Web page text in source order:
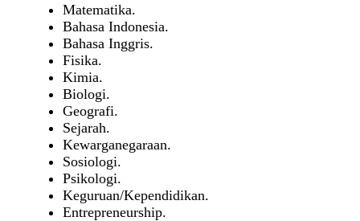
Matematika.
Bahasa Indonesia.
Bahasa Inggris.
Fisika.
Kimia.
Biologi.
Geografi.
Sejarah.
Kewarganegaraan.
Sosiologi.
Psikologi.
Keguruan/Kependidikan.
Entrepreneurship.